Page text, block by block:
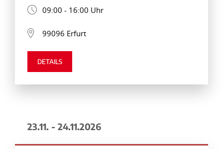
09:00 - 16:00 Uhr
99096 Erfurt
DETAILS
23.11. - 24.11.2026